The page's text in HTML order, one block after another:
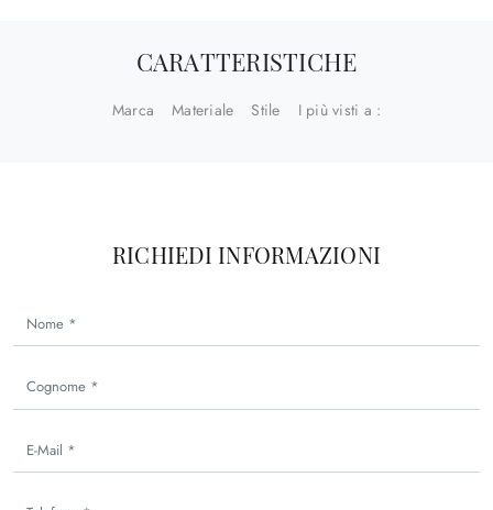
CARATTERISTICHE
Marca Materiale Stile I più visti a :
RICHIEDI INFORMAZIONI